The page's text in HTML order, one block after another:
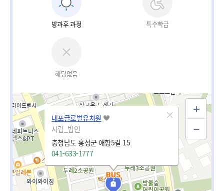
방과후 과정 특수학급
해당없음
내포글로벌유치원
사립_법인
충청남도 홍성군 애향5길 15
041-633-1777